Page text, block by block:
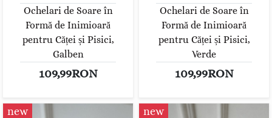
Ochelari de Soare în
Formă de Inimioară
pentru Căței și Pisici,
Galben
109,99RON
Ochelari de Soare în
Formă de Inimioară
pentru Căței și Pisici,
Verde
109,99RON
new new